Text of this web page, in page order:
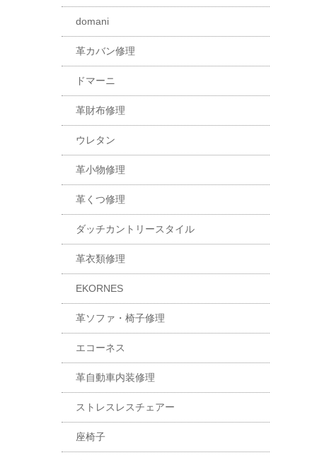
domani
革カバン修理
ドマーニ
革財布修理
ウレタン
革小物修理
革くつ修理
ダッチカントリースタイル
革衣類修理
EKORNES
革ソファ・椅子修理
エコーネス
革自動車内装修理
ストレスレスチェアー
座椅子